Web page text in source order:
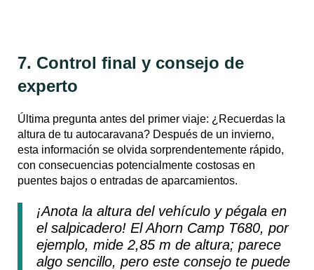
7. Control final y consejo de
experto
Última pregunta antes del primer viaje: ¿Recuerdas la
altura de tu autocaravana? Después de un invierno,
esta información se olvida sorprendentemente rápido,
con consecuencias potencialmente costosas en
puentes bajos o entradas de aparcamientos.
¡Anota la altura del vehículo y pégala en
el salpicadero! El Ahorn Camp T680, por
ejemplo, mide 2,85 m de altura; parece
algo sencillo, pero este consejo te puede